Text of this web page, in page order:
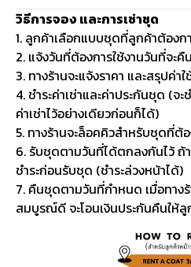
วิธีการจอง และการเช่าชุด
1. ลูกค้าเลือกแบบชุดที่ลูกค้าต้องก
2. แจ้งวันที่ต้องการใช้งานวันที่จะ
3. ทางร้านจะแจ้งราคา และสรุปค่า
4. ชำระค่าเช่าและค่าประกันชุด (จ
ค่าเช่าไว้อย่างเดียวก่อนก็ได้)
5. ทางร้านจะล็อคคิวสำหรับชุดที่ต้อ
6. รับชุดตามวันที่ได้ตกลงกันไว้ ถ้
ชำระก่อนรับชุด (ชำระล่วงหน้าได้)
7. คืนชุดตามวันที่กำหนด เมื่อทาง
สมบูรณ์ดี จะโอนเงินประกันคืนให้ลู